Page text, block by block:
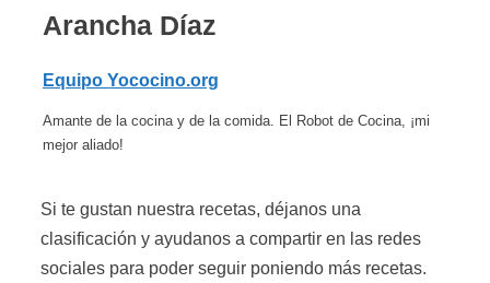
Arancha Díaz
Equipo Yococino.org
Amante de la cocina y de la comida. El Robot de Cocina, ¡mi
mejor aliado!
Si te gustan nuestra recetas, déjanos una
clasificación y ayudanos a compartir en las redes
sociales para poder seguir poniendo más recetas.